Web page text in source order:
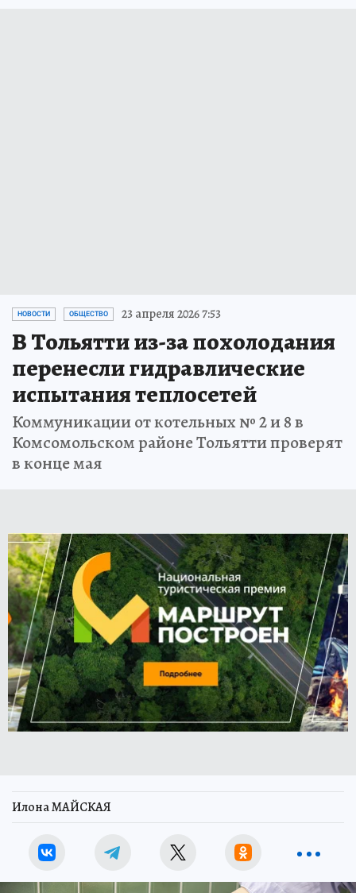
НОВОСТИ ОБЩЕСТВО 23 апреля 2026 7:53
В Тольятти из-за похолодания
перенесли гидравлические
испытания теплосетей
Коммуникации от котельных № 2 и 8 в
Комсомольском районе Тольятти проверят
в конце мая
Илона МАЙСКАЯ